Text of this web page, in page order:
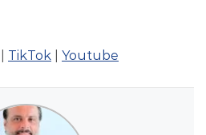
TikTok Youtube